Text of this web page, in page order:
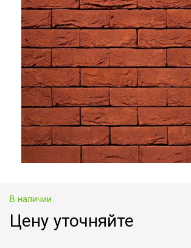
В наличии
Цену уточняйте